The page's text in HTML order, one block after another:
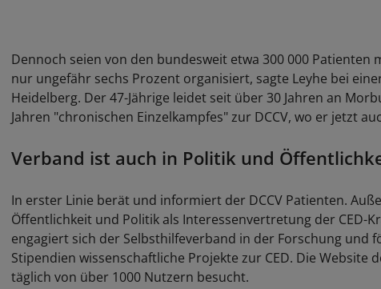
Dennoch seien von den bundesweit etwa 300 000 Patienten
nur ungefähr sechs Prozent organisiert, sagte Leyhe bei
Heidelberg. Der 47-Jährige leidet seit über 30 Jahren an
Jahren "chronischen Einzelkampfes" zur DCCV, wo er jetzt
Verband ist auch in Politik und
In erster Linie berät und informiert der DCCV Patienten.
Öffentlichkeit und Politik als Interessenvertretung der CED-
engagiert sich der Selbsthilfeverband in der Forschung und
Stipendien wissenschaftliche Projekte zur CED. Die Website
täglich von über 1000 Nutzern besucht.